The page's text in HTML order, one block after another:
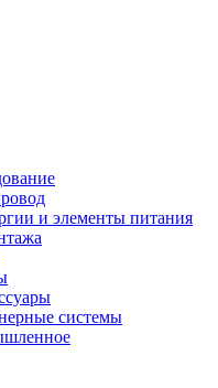
и элементы питания
системы